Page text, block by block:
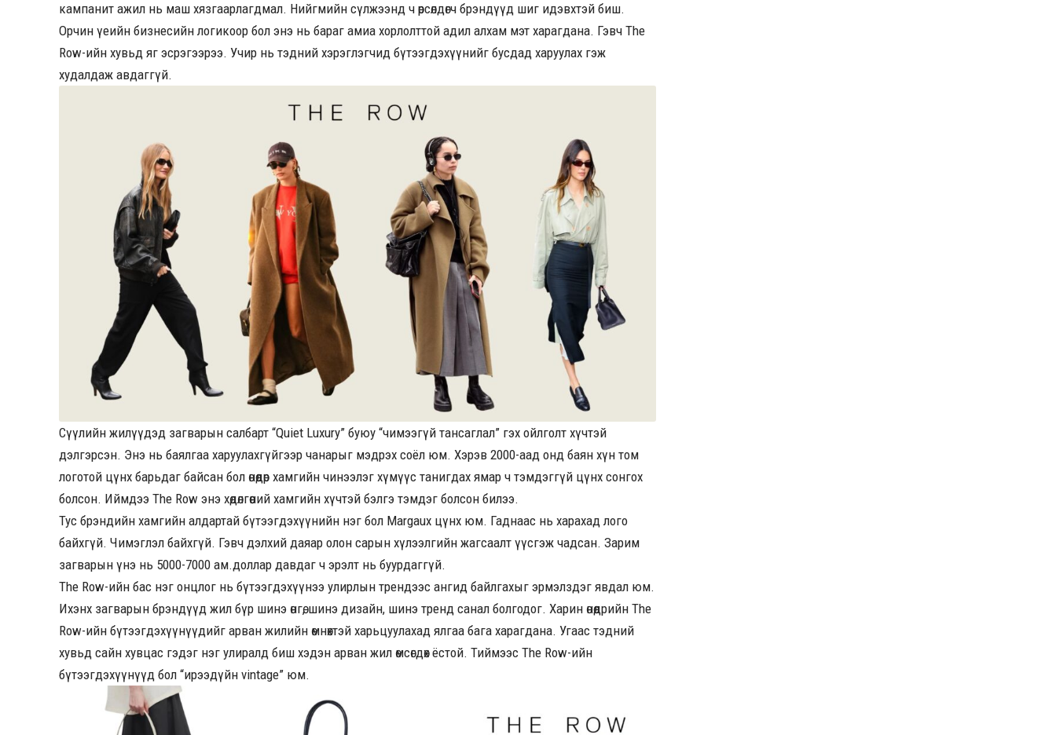
кампанит ажил нь маш хязгаарлагдмал. Нийгмийн сүлжээнд ч өрсөлдөгч брэндүүд шиг идэвхтэй биш.
Орчин үеийн бизнесийн логикоор бол энэ нь бараг амиа хорлолттой адил алхам мэт харагдана. Гэвч The
Row-ийн хувьд яг эсрэгээрээ. Учир нь тэдний хэрэглэгчид бүтээгдэхүүнийг бусдад харуулах гэж
худалдаж авдаггүй.
Сүүлийн жилүүдэд загварын салбарт “Quiet Luxury” буюу “чимээгүй тансаглал” гэх ойлголт хүчтэй
дэлгэрсэн. Энэ нь баялгаа харуулахгүйгээр чанарыг мэдрэх соёл юм. Хэрэв 2000-аад онд баян хүн том
логотой цүнх барьдаг байсан бол өнөөдөр хамгийн чинээлэг хүмүүс танигдах ямар ч тэмдэггүй цүнх сонгох
болсон. Иймдээ The Row энэ хөдөлгөөний хамгийн хүчтэй бэлгэ тэмдэг болсон билээ.
Тус брэндийн хамгийн алдартай бүтээгдэхүүнийн нэг бол Margaux цүнх юм. Гаднаас нь харахад лого
байхгүй. Чимэглэл байхгүй. Гэвч дэлхий даяар олон сарын хүлээлгийн жагсаалт үүсгэж чадсан. Зарим
загварын үнэ нь 5000-7000 ам.доллар давдаг ч эрэлт нь буурдаггүй.
The Row-ийн бас нэг онцлог нь бүтээгдэхүүнээ улирлын трендээс ангид байлгахыг эрмэлздэг явдал юм.
Ихэнх загварын брэндүүд жил бүр шинэ өнгө, шинэ дизайн, шинэ тренд санал болгодог. Харин өнөөдрийн The
Row-ийн бүтээгдэхүүнүүдийг арван жилийн өмнөхтэй харьцуулахад ялгаа бага харагдана. Угаас тэдний
хувьд сайн хувцас гэдэг нэг улиралд биш хэдэн арван жил өмсөгдөх ёстой. Тиймээс The Row-ийн
бүтээгдэхүүнүүд бол “ирээдүйн vintage” юм.